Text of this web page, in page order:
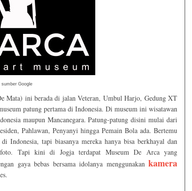
sumber Google
Mata) ini berada di jalan Veteran, Umbul Harjo, Gedung XT
patung pertama di Indonesia. Di museum ini wisatawan
maupun Mancanegara. Patung-patung disini mulai dari
Pahlawan, Penyanyi hingga Pemain Bola ada. Bertemu
Indonesia, tapi biasanya mereka hanya bisa berkhayal dan
foto. Tapi kini di Jogja terdapat Museum De Arca yang
gaya bebas bersama idolanya menggunakan kamera